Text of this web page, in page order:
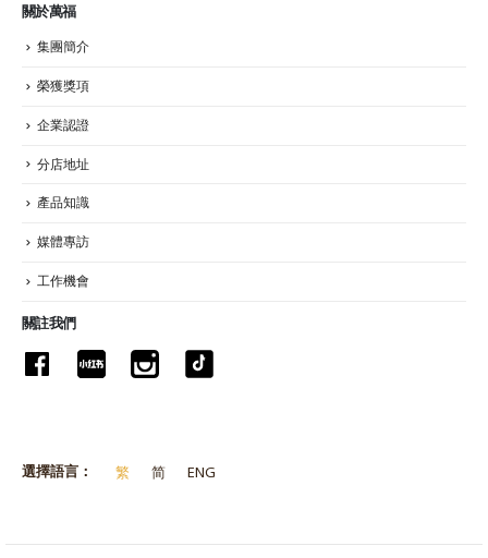
關於萬福
集團簡介
榮獲獎項
企業認證
分店地址
產品知識
媒體專訪
工作機會
關註我們
選擇語言： 繁 简 ENG